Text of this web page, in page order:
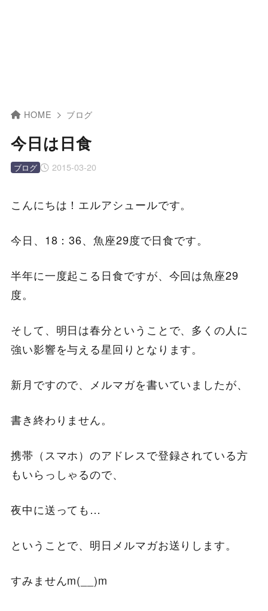
HOME ブログ
今日は日食
2015-03-20
ブログ
こんにちは！エルアシュールです。
今日、18：36、魚座29度で日食です。
半年に一度起こる日食ですが、今回は魚座29
度。
そして、明日は春分ということで、多くの人に
強い影響を与える星回りとなります。
新月ですので、メルマガを書いていましたが、
書き終わりません。
携帯（スマホ）のアドレスで登録されている方
もいらっしゃるので、
夜中に送っても…
ということで、明日メルマガお送りします。
すみませんm(__)m